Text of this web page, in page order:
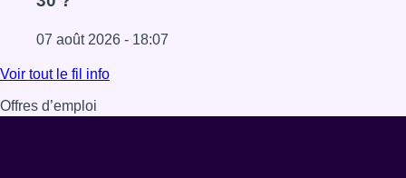
07 août 2026 - 18:07
Lire l'article Les Bruxellois respectent mieux les zones 30
Voir tout le fil info
Offres d’emploi